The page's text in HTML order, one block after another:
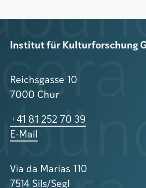
Institut für Kulturforschung
Reichsgasse 10
7000 Chur
+41 81 252 70 39
E-Mail
Via da Marias 110
7514 Sils/Segl